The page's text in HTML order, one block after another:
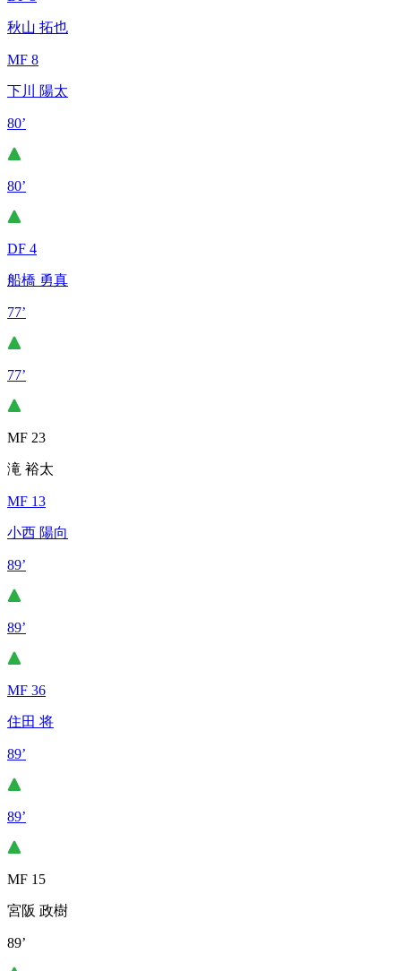
秋山 拓也
MF 8
下川 陽太
80’
80’
DF 4
船橋 勇真
77’
77’
MF 23
滝 裕太
MF 13
小西 陽向
89’
89’
MF 36
住田 将
89’
89’
MF 15
宮阪 政樹
89’